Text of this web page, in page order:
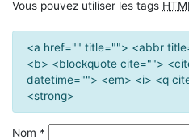
Vous pouvez utiliser les tags HTML
<a href="" title=""> <abbr
<b> <blockquote cite="">
datetime=""> <em> <i> <q
<strong>
Nom *